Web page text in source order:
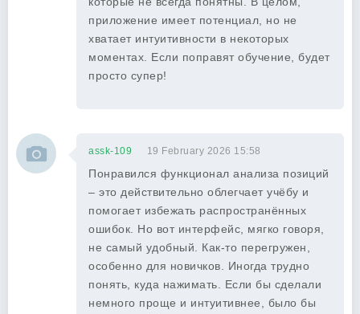
приложение имеет потенциал, но не
хватает интуитивности в некоторых
моментах. Если поправят обучение, будет
просто супер!
assk-109 19 February 2026 15:58
Понравился функционал анализа позиций
– это действительно облегчает учёбу и
помогает избежать распространённых
ошибок. Но вот интерфейс, мягко говоря,
не самый удобный. Как-то перегружен,
особенно для новичков. Иногда трудно
понять, куда нажимать. Если бы сделали
немного проще и интуитивнее, было бы